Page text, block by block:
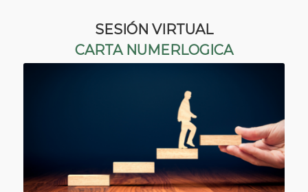
SESIÓN VIRTUAL
CARTA NUMERLOGICA